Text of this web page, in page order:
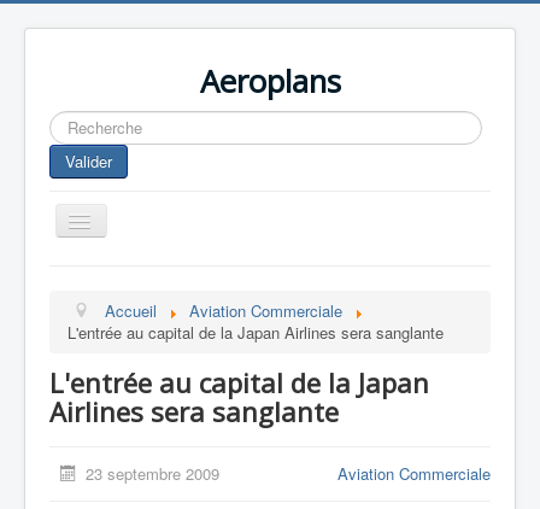
Aeroplans
Rechercher
Valider
Toggle
Navigation
Aviation Commerciale
Aviation Militaire
Drones
Accueil
Aviation Commerciale
L'entrée au capital de la Japan Airlines sera sanglante
L'entrée au capital de la Japan
Airlines sera sanglante
23 septembre 2009 Aviation Commerciale